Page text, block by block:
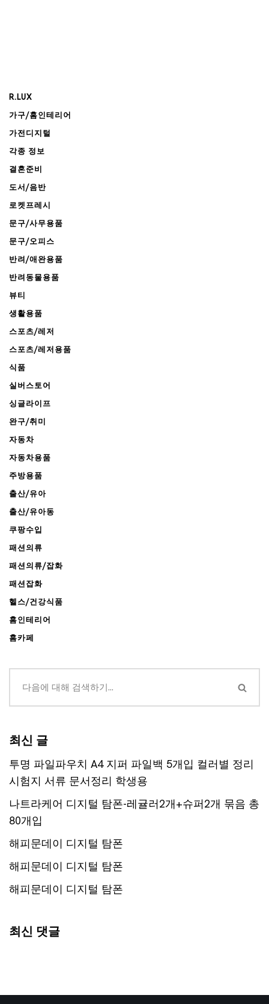
R.LUX
가구/홈인테리어
가전디지털
각종 정보
결혼준비
도서/음반
로켓프레시
문구/사무용품
문구/오피스
반려/애완용품
반려동물용품
뷰티
생활용품
스포츠/레저
스포츠/레저용품
식품
실버스토어
싱글라이프
완구/취미
자동차
자동차용품
주방용품
출산/유아
출산/유아동
쿠팡수입
패션의류
패션의류/잡화
패션잡화
헬스/건강식품
홈인테리어
홈카페
최신 글
투명 파일파우치 A4 지퍼 파일백 5개입 컬러별 정리
시험지 서류 문서정리 학생용
나트라케어 디지털 탐폰-레귤러2개+슈퍼2개 묶음 총
80개입
해피문데이 디지털 탐폰
해피문데이 디지털 탐폰
해피문데이 디지털 탐폰
최신 댓글